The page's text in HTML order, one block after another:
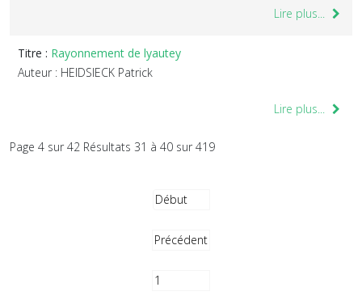
Lire plus...
Titre : Rayonnement de lyautey
Auteur : HEIDSIECK Patrick
Lire plus...
Page 4 sur 42 Résultats 31 à 40 sur 419
Début
Précédent
1